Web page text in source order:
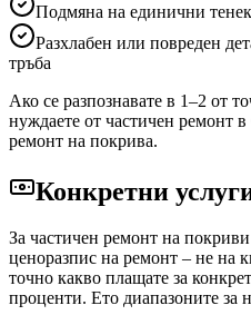
Подмяна на единични
Разхлабен или повреден
тръба
Ако се разпознавате в 1–2 от
нуждаете от частичен ремонт в
ремонт на покрива.
Конкретни
За частичен ремонт на покриви
ценоразпис на ремонт – не на
точно какво плащате за
проценти. Ето диапазоните за